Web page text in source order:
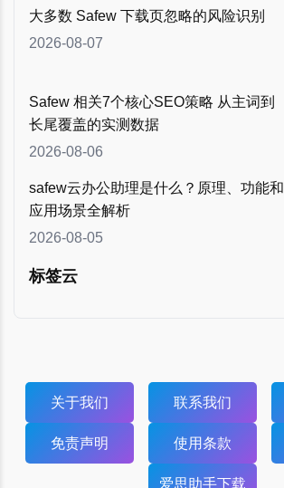
大多数 Safew 下载页忽略的风险识别
2026-08-07
Safew 相关7个核心SEO策略 从主词到
长尾覆盖的实测数据
2026-08-06
safew云办公助理是什么？原理、功能和
应用场景全解析
2026-08-05
标签云
关于我们 联系我们
免责声明 使用条款
爱思助手下载